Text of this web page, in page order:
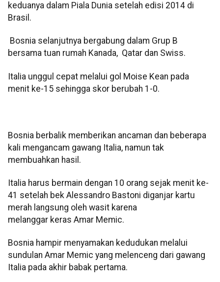
keduanya dalam Piala Dunia setelah edisi 2014 di
Brasil.
Bosnia selanjutnya bergabung dalam Grup B
bersama tuan rumah Kanada, Qatar dan Swiss.
Italia unggul cepat melalui gol Moise Kean pada
menit ke-15 sehingga skor berubah 1-0.
Bosnia berbalik memberikan ancaman dan beberapa
kali mengancam gawang Italia, namun tak
membuahkan hasil.
Italia harus bermain dengan 10 orang sejak menit ke-
41 setelah bek Alessandro Bastoni diganjar kartu
merah langsung oleh wasit karena
melanggar keras Amar Memic.
Bosnia hampir menyamakan kedudukan melalui
sundulan Amar Memic yang melenceng dari gawang
Italia pada akhir babak pertama.